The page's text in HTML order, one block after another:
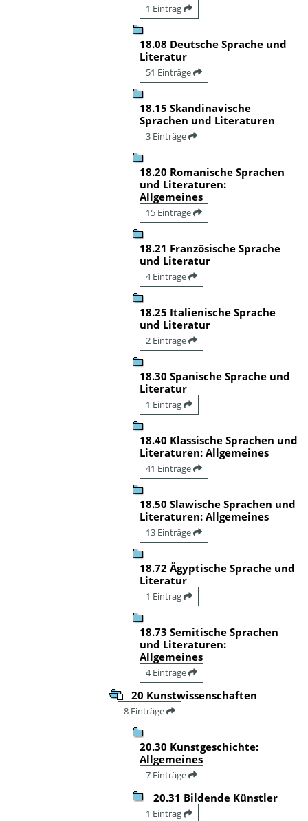
1 Eintrag
18.08 Deutsche Sprache und
Literatur
51 Einträge
18.15 Skandinavische
Sprachen und Literaturen
3 Einträge
18.20 Romanische Sprachen
und Literaturen:
Allgemeines
15 Einträge
18.21 Französische Sprache
und Literatur
4 Einträge
18.25 Italienische Sprache
und Literatur
2 Einträge
18.30 Spanische Sprache und
Literatur
1 Eintrag
18.40 Klassische Sprachen und
Literaturen: Allgemeines
41 Einträge
18.50 Slawische Sprachen und
Literaturen: Allgemeines
13 Einträge
18.72 Ägyptische Sprache und
Literatur
1 Eintrag
18.73 Semitische Sprachen
und Literaturen:
Allgemeines
4 Einträge
20 Kunstwissenschaften
8 Einträge
20.30 Kunstgeschichte:
Allgemeines
7 Einträge
20.31 Bildende Künstler
1 Eintrag